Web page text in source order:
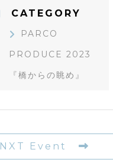
CATEGORY
PARCO
PRODUCE 2023
『橋からの眺め』
NXT Event